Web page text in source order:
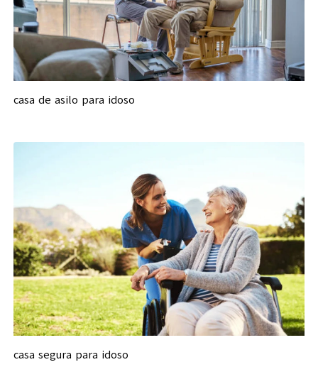
casa de asilo para idoso
casa segura para idoso